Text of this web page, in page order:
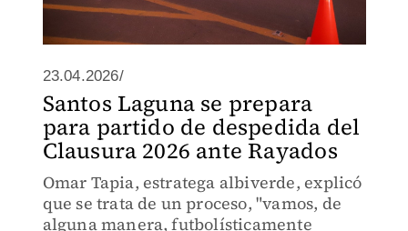
23.04.2026/
Santos Laguna se prepara
para partido de despedida del
Clausura 2026 ante Rayados
Omar Tapia, estratega albiverde, explicó
que se trata de un proceso, "vamos, de
alguna manera, futbolísticamente